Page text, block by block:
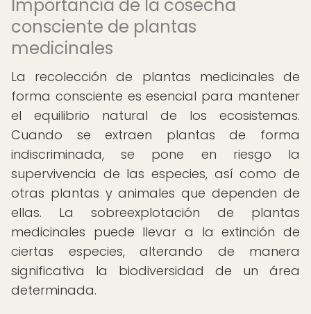
Importancia de la cosecha
consciente de plantas
medicinales
La recolección de plantas medicinales de
forma consciente es esencial para mantener
el equilibrio natural de los ecosistemas.
Cuando se extraen plantas de forma
indiscriminada, se pone en riesgo la
supervivencia de las especies, así como de
otras plantas y animales que dependen de
ellas. La sobreexplotación de plantas
medicinales puede llevar a la extinción de
ciertas especies, alterando de manera
significativa la biodiversidad de un área
determinada.